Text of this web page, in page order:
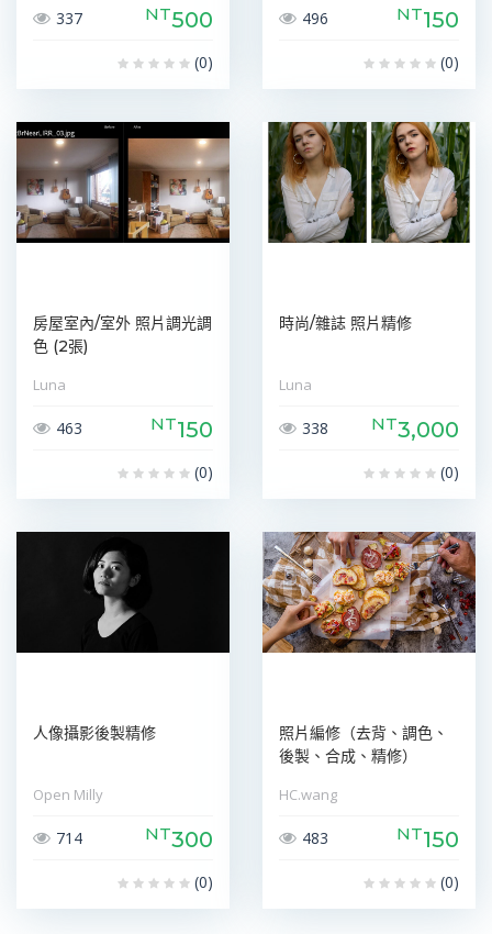
337 NT500
(0)
496 NT150
(0)
房屋室內/室外 照片調光調
色 (2張)
Luna
463 NT150
(0)
時尚/雜誌 照片精修
Luna
338 NT3,000
(0)
人像攝影後製精修
Open Milly
714 NT300
(0)
照片編修（去背、調色、
後製、合成、精修）
HC.wang
483 NT150
(0)